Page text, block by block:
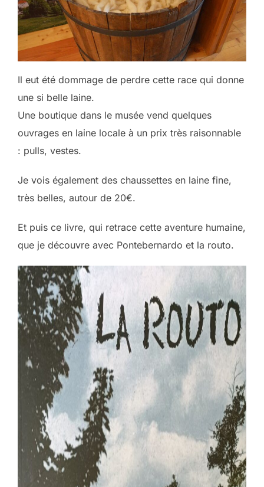
Il eut été dommage de perdre cette race qui donne
une si belle laine.
Une boutique dans le musée vend quelques
ouvrages en laine locale à un prix très raisonnable
: pulls, vestes.
Je vois également des chaussettes en laine fine,
très belles, autour de 20€.
Et puis ce livre, qui retrace cette aventure humaine,
que je découvre avec Pontebernardo et la routo.